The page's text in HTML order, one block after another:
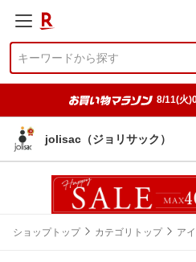
8/11(火
jolisac（ジョリサック）
ショップトップ カテゴリトップ ア